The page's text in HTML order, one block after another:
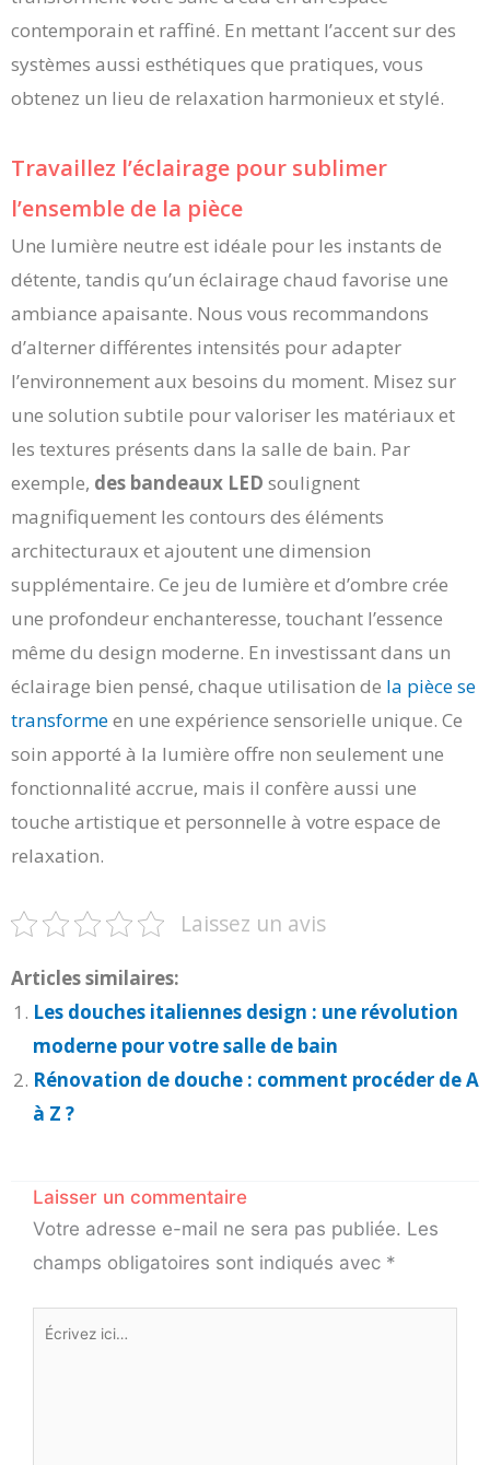
contemporain et raffiné. En mettant l’accent sur des
systèmes aussi esthétiques que pratiques, vous
obtenez un lieu de relaxation harmonieux et stylé.
Travaillez l’éclairage pour sublimer
l’ensemble de la pièce
Une lumière neutre est idéale pour les instants de
détente, tandis qu’un éclairage chaud favorise une
ambiance apaisante. Nous vous recommandons
d’alterner différentes intensités pour adapter
l’environnement aux besoins du moment. Misez sur
une solution subtile pour valoriser les matériaux et
les textures présents dans la salle de bain. Par
exemple, des bandeaux LED soulignent
magnifiquement les contours des éléments
architecturaux et ajoutent une dimension
supplémentaire. Ce jeu de lumière et d’ombre crée
une profondeur enchanteresse, touchant l’essence
même du design moderne. En investissant dans un
éclairage bien pensé, chaque utilisation de la pièce se
transformeen une expérience sensorielle unique. Ce
soin apporté à la lumière offre non seulement une
fonctionnalité accrue, mais il confère aussi une
touche artistique et personnelle à votre espace de
relaxation.
Laissez un avis
Articles similaires:
Les douches italiennes design : une révolution
moderne pour votre salle de bain
Rénovation de douche : comment procéder de A
à Z ?
Laisser un commentaire
Votre adresse e-mail ne sera pas publiée. Les
champs obligatoires sont indiqués avec *
Écrivez